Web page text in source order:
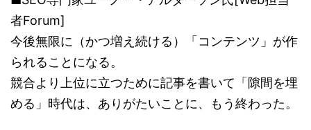
者Forum]
今後無限に（かつ増え続ける）「コンテンツ」が作
られることになる。
競合より上位に立つために記事を書いて「隙間を埋
める」時代は、ありがたいことに、もう終わった。